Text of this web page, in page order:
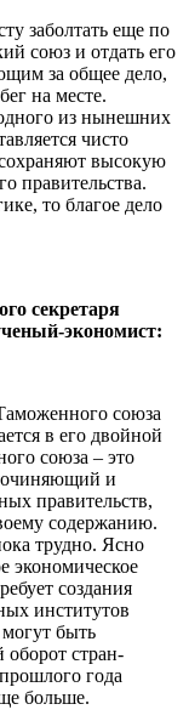
заболтать еще по
союз и отдать его
за общее дело,
на месте.
из нынешних
чисто
высокую
правительства.
то благое дело
секретаря
экономист:
союза
в его двойной
союза – это
и
правительств,
содержанию.
трудно. Ясно
экономическое
создания
институтов
быть
стран-
года
больше.